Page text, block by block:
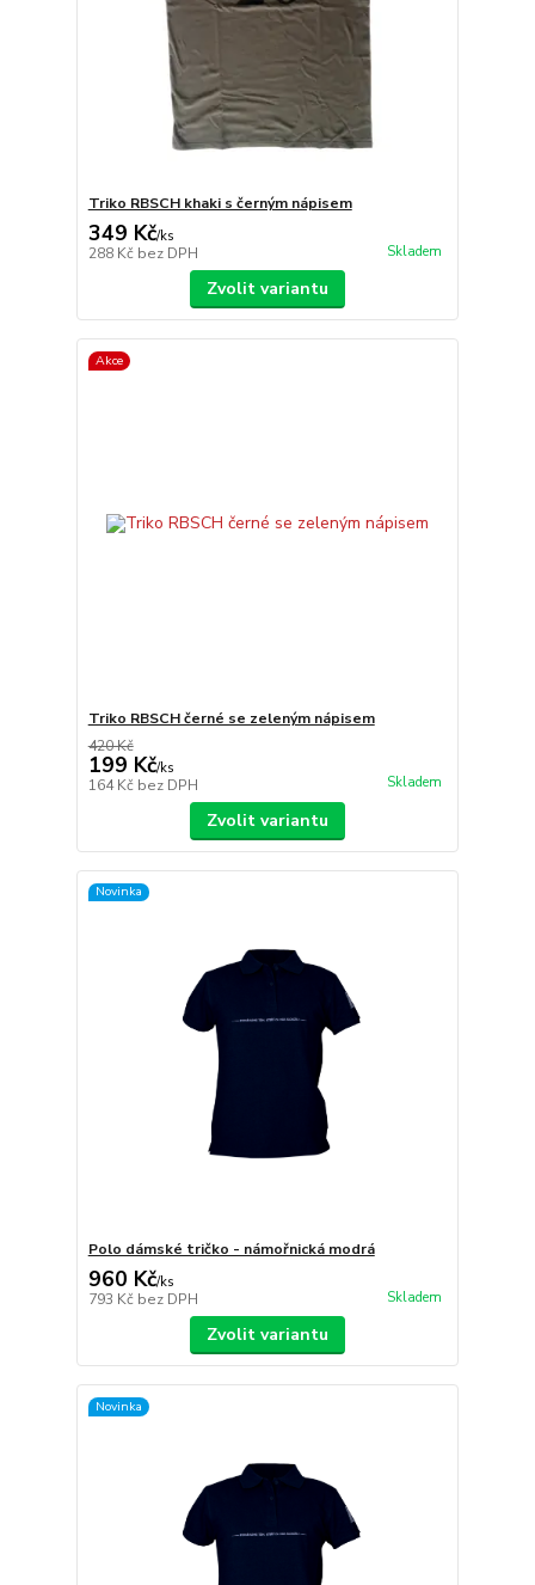
Triko RBSCH khaki s černým nápisem
349 Kč/ks
288 Kč bez DPH Skladem
Zvolit variantu
Akce
Triko RBSCH černé se zeleným nápisem
420 Kč
199 Kč/ks
164 Kč bez DPH Skladem
Zvolit variantu
Novinka
Polo dámské tričko - námořnická modrá
960 Kč/ks
793 Kč bez DPH Skladem
Zvolit variantu
Novinka